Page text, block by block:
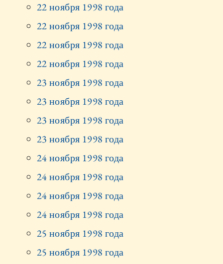
22 ноября 1998 года
22 ноября 1998 года
22 ноября 1998 года
22 ноября 1998 года
23 ноября 1998 года
23 ноября 1998 года
23 ноября 1998 года
23 ноября 1998 года
24 ноября 1998 года
24 ноября 1998 года
24 ноября 1998 года
24 ноября 1998 года
25 ноября 1998 года
25 ноября 1998 года